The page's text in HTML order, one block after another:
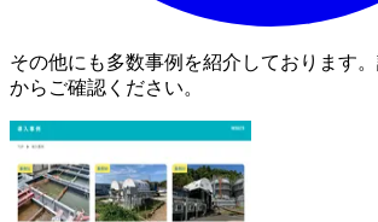
その他にも多数事例を紹介しております
からご確認ください。